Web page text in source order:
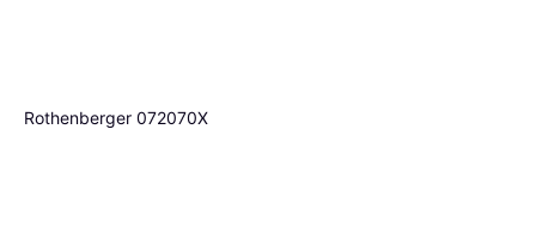
Rothenberger 072070X